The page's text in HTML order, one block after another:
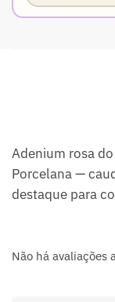
Adenium rosa
Porcelana —
destaque para
Não há avaliações